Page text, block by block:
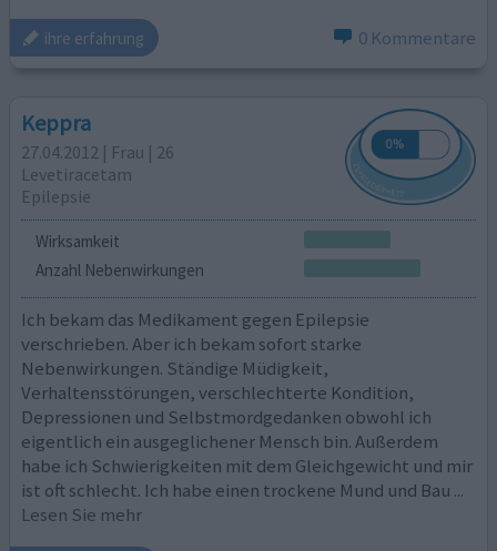
ihre erfahrung 0 Kommentare
Keppra
27.04.2012 | Frau | 26
Levetiracetam
Epilepsie
Wirksamkeit
Anzahl Nebenwirkungen
Ich bekam das Medikament gegen Epilepsie
verschrieben. Aber ich bekam sofort starke
Nebenwirkungen. Ständige Müdigkeit,
Verhaltensstörungen, verschlechterte Kondition,
Depressionen und Selbstmordgedanken obwohl ich
eigentlich ein ausgeglichener Mensch bin. Außerdem
habe ich Schwierigkeiten mit dem Gleichgewicht und mir
ist oft schlecht. Ich habe einen trockene Mund und Bau ...
Lesen Sie mehr